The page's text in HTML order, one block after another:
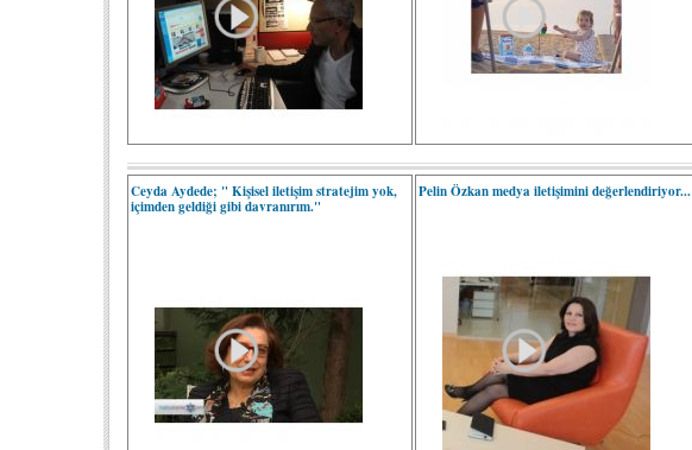
Ceyda Aydede; " Kişisel iletişim stratejim yok,
içimden geldiği gibi davranırım."
Pelin Özkan medya iletişimini değerlendiriyor...